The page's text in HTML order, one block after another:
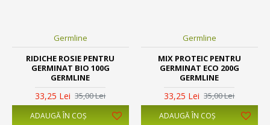
Germline
RIDICHE ROSIE PENTRU
GERMINAT BIO 100G
GERMLINE
33,25 Lei 35,00 Lei
ADAUGĂ ÎN COŞ
Germline
MIX PROTEIC PENTRU
GERMINAT ECO 200G
GERMLINE
33,25 Lei 35,00 Lei
ADAUGĂ ÎN COŞ